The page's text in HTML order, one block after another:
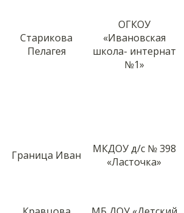
Старикова
Пелагея
ОГКОУ
«Ивановская
школа- интернат
№1»
Граница Иван
МКДОУ д/с № 398
«Ласточка»